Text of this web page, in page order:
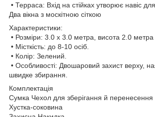
• Терраса: Вхід на стійках утворює навіс для
Два вікна з москітною сіткою
Характеристики:
• Розміри: 3.0 х 3.0 метра, висота 2.0 метра
• Місткість: до 8-10 осіб.
• Колір: Зелений.
• Особливості: Двошаровий захист верху,
швидке збирання.
Комплектація
Сумка Чехол для зберігання й перенесення
Хустка-соковина